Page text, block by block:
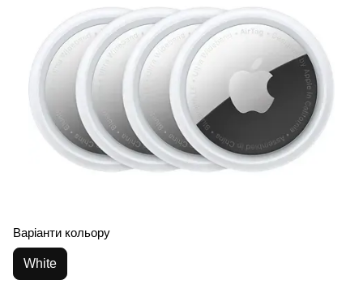
Варіанти кольору
White